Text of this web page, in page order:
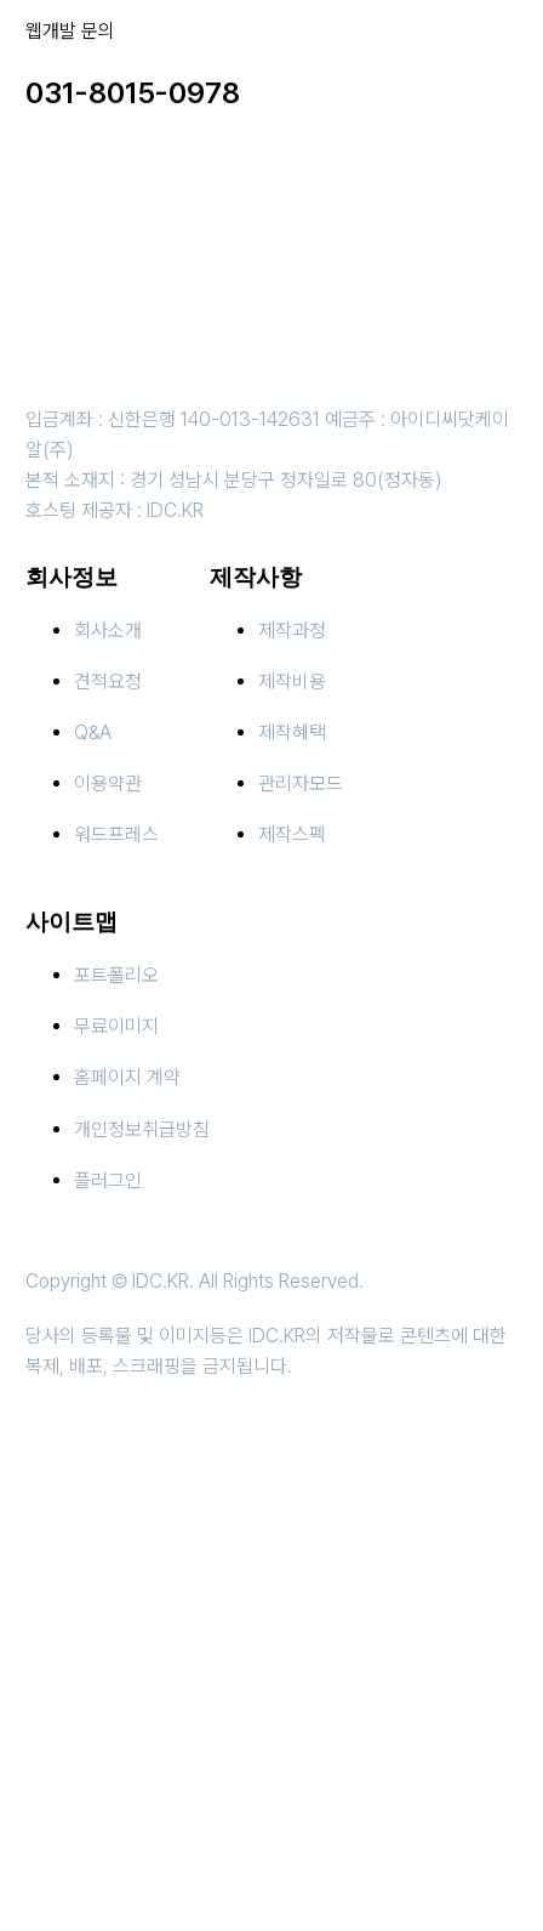
웹개발 문의
031-8015-0978
입금계좌 : 신한은행 140-013-142631 예금주 : 아이디씨닷케이
알(주)
본적 소재지 : 경기 성남시 분당구 정자일로 80(정자동)
호스팅 제공자 : IDC.KR
회사정보
회사소개
견적요청
Q&A
이용약관
워드프레스
제작사항
제작과정
제작비용
제작혜택
관리자모드
제작스펙
사이트맵
포트폴리오
무료이미지
홈페이지 계약
개인정보취급방침
플러그인
Copyright © IDC.KR. All Rights Reserved.
당사의 등록물 및 이미지등은 IDC.KR의 저작물로 콘텐츠에 대한
복제, 배포, 스크래핑을 금지됩니다.